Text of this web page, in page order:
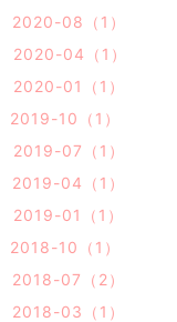
2020-08（1）
2020-04（1）
2020-01（1）
2019-10（1）
2019-07（1）
2019-04（1）
2019-01（1）
2018-10（1）
2018-07（2）
2018-03（1）